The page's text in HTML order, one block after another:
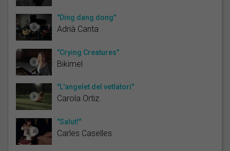
"Ding dang dong"
Adrià Canta
"Crying Creatures"
Bikimel
"L'angelet del vetlatori"
Carola Ortiz
"Salut!"
Carles Caselles